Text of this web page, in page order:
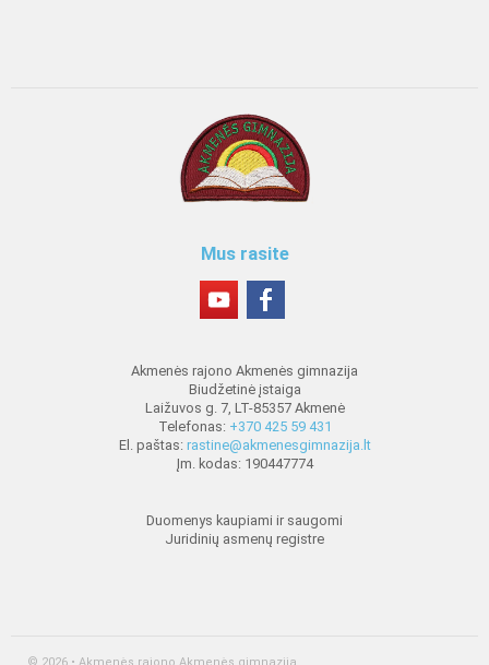
Mus rasite
Akmenės rajono Akmenės gimnazija
Biudžetinė įstaiga
Laižuvos g. 7, LT-85357 Akmenė
Telefonas: +370 425 59 431
El. paštas: rastine@akmenesgimnazija.lt
Įm. kodas: 190447774
Duomenys kaupiami ir saugomi
Juridinių asmenų registre